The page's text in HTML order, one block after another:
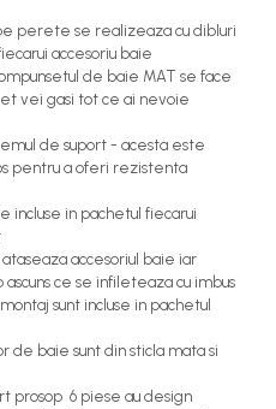
perete se realizeaza cu dibluri
accesoriu baie
de baie MAT se face
vei gasi tot ce ai nevoie
de suport - acesta este
pentru a oferi rezistenta
incluse in pachetul fiecarui
accesoriul baie iar
ascuns ce se infileteaza cu imbus
sunt incluse in pachetul
de baie sunt din sticla mata si
prosop 6 piese au design